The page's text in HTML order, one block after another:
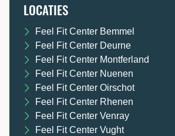
LOCATIES
Feel Fit Center Bemmel
Feel Fit Center Deurne
Feel Fit Center Montferland
Feel Fit Center Nuenen
Feel Fit Center Oirschot
Feel Fit Center Rhenen
Feel Fit Center Venray
Feel Fit Center Vught